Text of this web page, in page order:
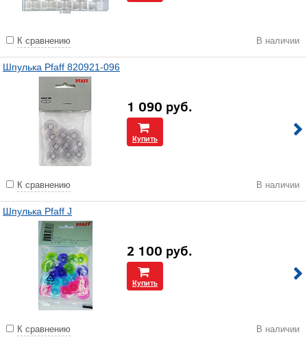
К сравнению В наличии
Шпулька Pfaff 820921-096
1 090 руб.
Купить
К сравнению В наличии
Шпулька Pfaff J
2 100 руб.
Купить
К сравнению В наличии